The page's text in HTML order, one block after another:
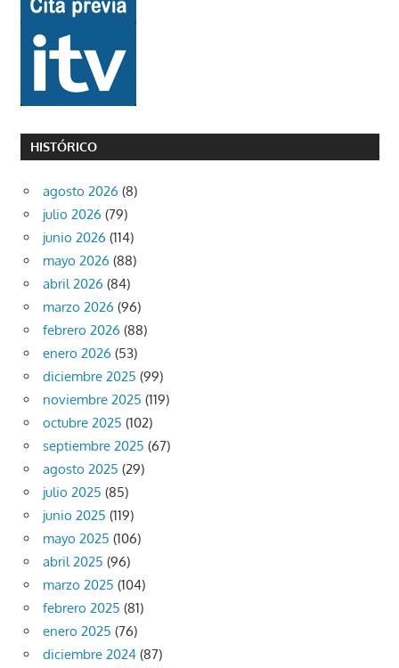
HISTÓRICO
agosto 2026 (8)
julio 2026 (79)
junio 2026 (114)
mayo 2026 (88)
abril 2026 (84)
marzo 2026 (96)
febrero 2026 (88)
enero 2026 (53)
diciembre 2025 (99)
noviembre 2025 (119)
octubre 2025 (102)
septiembre 2025 (67)
agosto 2025 (29)
julio 2025 (85)
junio 2025 (119)
mayo 2025 (106)
abril 2025 (96)
marzo 2025 (104)
febrero 2025 (81)
enero 2025 (76)
diciembre 2024 (87)